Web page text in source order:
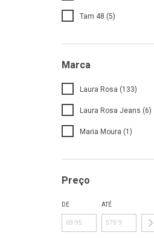
Tam 48 (5)
Marca
Laura Rosa (133)
Laura Rosa Jeans (6)
Maria Moura (1)
Preço
DE ATÉ